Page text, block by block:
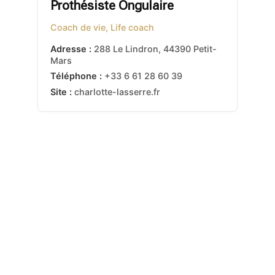
Prothésiste Ongulaire
Coach de vie, Life coach
Adresse : 288 Le Lindron, 44390 Petit-
Mars
Téléphone : +33 6 61 28 60 39
Site : charlotte-lasserre.fr